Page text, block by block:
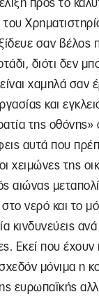
προς το
σαν βέλος
διότι δεν
χαμηλά σαν
και
της οθόνης»
αυτά που
χειμώνες της
νερό και το
κινδυνεύεις
Εκεί που
μόνιμα η
ευρωπαϊκής